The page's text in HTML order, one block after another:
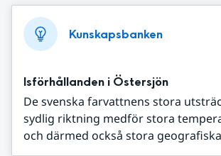
Kunskapsbanken
Isförhållanden i Östersjön
De svenska farvattnens stora
sydlig riktning medför stora
och därmed också stora